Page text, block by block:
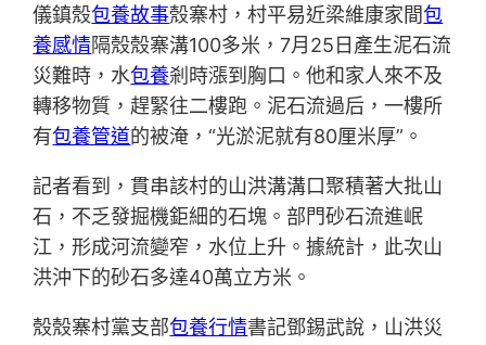
儀鎮殼包養故事殼寨村，村平易近梁維康家間包
養感情隔殼殼寨溝100多米，7月25日產生泥石流
災難時，水包養剎時漲到胸口。他和家人來不及
轉移物質，趕緊往二樓跑。泥石流過后，一樓所
有包養管道的被淹，“光淤泥就有80厘米厚”。
記者看到，貫串該村的山洪溝溝口聚積著大批山
石，不乏發掘機鉅細的石塊。部門砂石流進岷
江，形成河流變窄，水位上升。據統計，此次山
洪沖下的砂石多達40萬立方米。
殼殼寨村黨支部包養行情書記鄧錫武說，山洪災